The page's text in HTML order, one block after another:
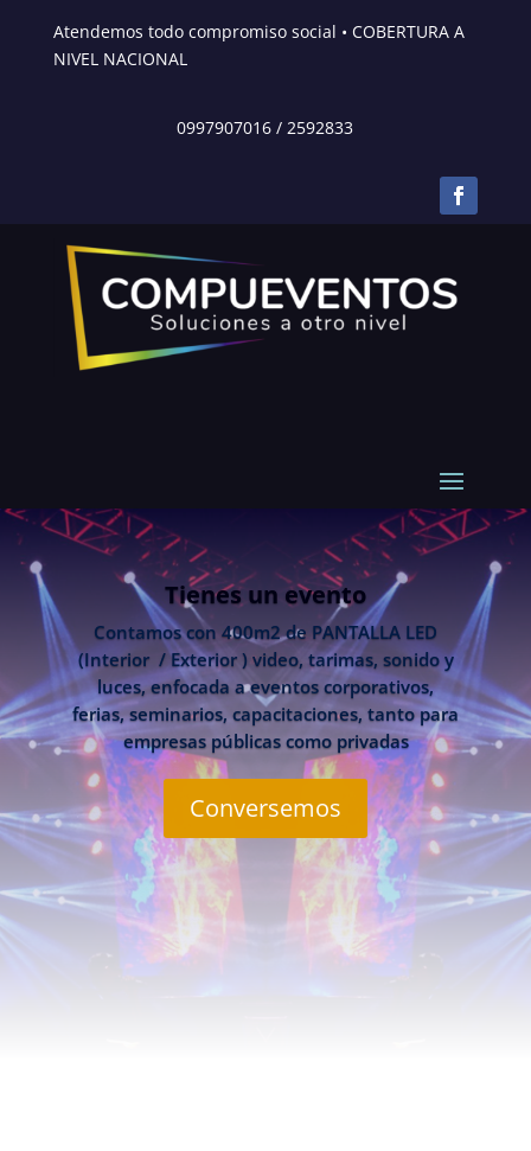
Atendemos todo compromiso social • COBERTURA A
NIVEL NACIONAL
0997907016 /2592833
Tienes un evento
Contamos con 400m2 de PANTALLA LED
(Interior / Exterior ) video, tarimas, sonido y
luces, enfocada a eventos corporativos,
ferias, seminarios, capacitaciones, tanto para
empresas públicas como privadas
Conversemos